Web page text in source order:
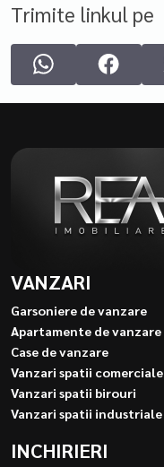
Trimite linkul pe
VANZARI
Garsoniere de vanzare
Apartamente de vanzare
Case de vanzare
Vanzari spatii comerciale
Vanzari spatii birouri
Vanzari spatii industriale
INCHIRIERI